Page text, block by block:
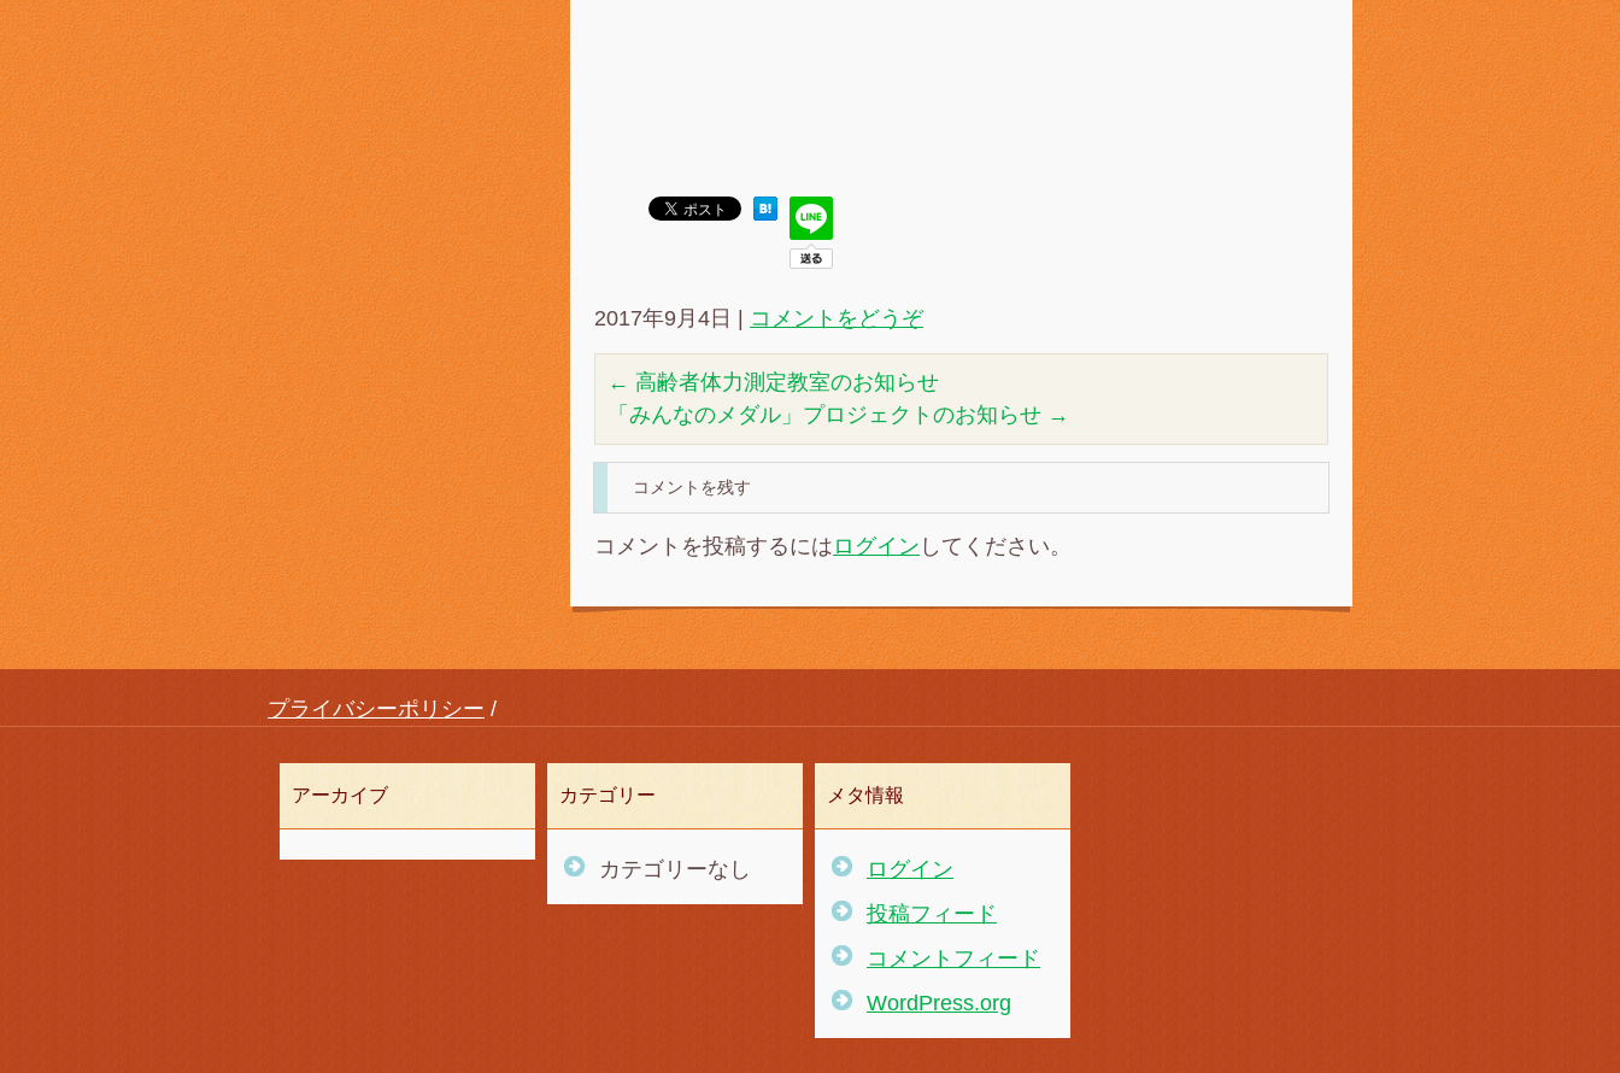
2017年9月4日 コメントをどうぞ
← 高齢者体力測定教室のお知らせ
「みんなのメダル」プロジェクトのお知らせ →
コメントを残す
コメントを投稿するには ログイン してください。
プライバシーポリシー
アーカイブ カテゴリー
カテゴリーなし
メタ情報
ログイン
投稿フィード
コメントフィード
WordPress.org